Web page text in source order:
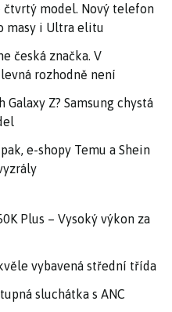
čtvrtý model. Nový telefon
masy i Ultra elitu
česká značka. V
rozhodně není
Z? Samsung chystá
e-shopy Temu a Shein
Plus – Vysoký výkon za
vybavená střední třída
sluchátka s ANC